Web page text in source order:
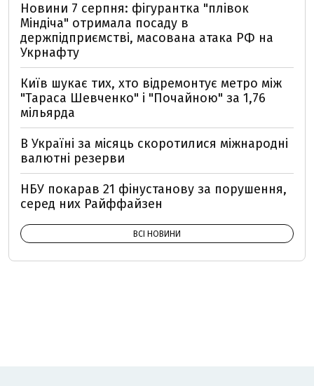
Новини 7 серпня: фігурантка "плівок
Міндіча" отримала посаду в
держпідприємстві, масована атака РФ на
Укрнафту
Київ шукає тих, хто відремонтує метро між
"Тараса Шевченко" і "Почайною" за 1,76
мільярда
В Україні за місяць скоротилися міжнародні
валютні резерви
НБУ покарав 21 фінустанову за порушення,
серед них Райффайзен
ВСІ НОВИНИ